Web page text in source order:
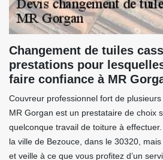
Changement de tuiles
prestations pour
faire confiance à MR
Couvreur professionnel fort de plusieurs
MR Gorgan est un prestataire de choix
quelconque travail de toiture à
la ville de Bezouce, dans le 30320,
et veille à ce que vous profitez d’un